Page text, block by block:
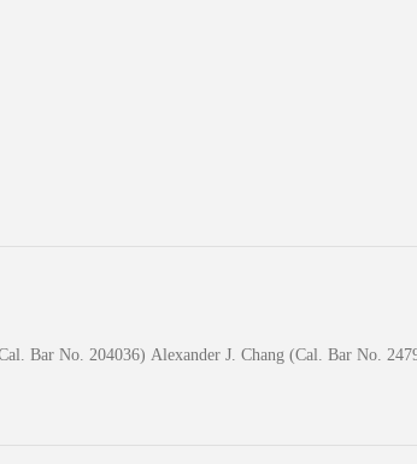
Bar No. 204036) Alexander J. Chang (Cal. Bar No.